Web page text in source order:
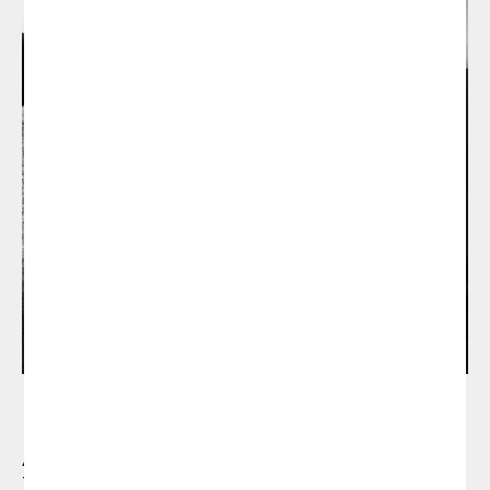
Ana Mir i Emili Padrós, els dissenyadors del
tamboret Naoshima, funden el Emiliana design